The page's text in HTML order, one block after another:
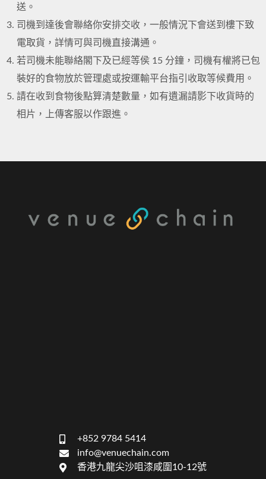
送。
司機到達後會聯絡你安排交收，一般情況下會送到樓下致
電取貨，詳情可與司機直接溝通。
若司機未能聯絡閣下及已經等侯 15 分鐘，司機有權將已包
裝好的食物放於管理處或按運輸平台指引收取等候費用。
請在收到食物後點算清楚數量，如有遺漏請影下收貨時的
相片，上傳客服以作跟進。
+852 9784 5414
info@venuechain.com
香港九龍尖沙咀漆咸圍10-12號